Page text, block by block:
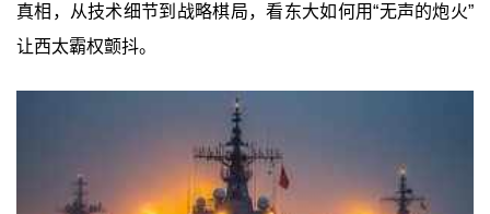
真相，从技术细节到战略棋局，看东大如何用“无声的炮火”
让西太霸权颤抖。